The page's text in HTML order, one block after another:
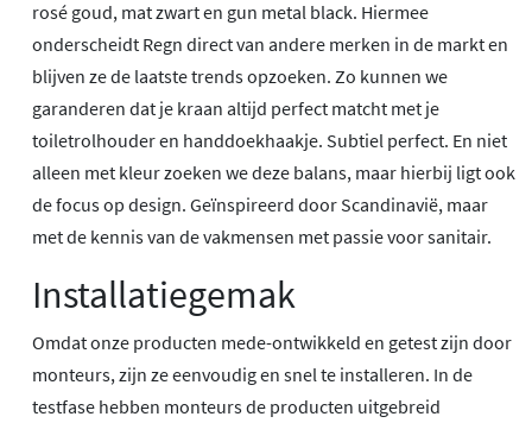
rosé goud, mat zwart en gun metal black. Hiermee
onderscheidt Regn direct van andere merken in de markt en
blijven ze de laatste trends opzoeken. Zo kunnen we
garanderen dat je kraan altijd perfect matcht met je
toiletrolhouder en handdoekhaakje. Subtiel perfect. En niet
alleen met kleur zoeken we deze balans, maar hierbij ligt ook
de focus op design. Geïnspireerd door Scandinavië, maar
met de kennis van de vakmensen met passie voor sanitair.
Installatiegemak
Omdat onze producten mede-ontwikkeld en getest zijn door
monteurs, zijn ze eenvoudig en snel te installeren. In de
testfase hebben monteurs de producten uitgebreid